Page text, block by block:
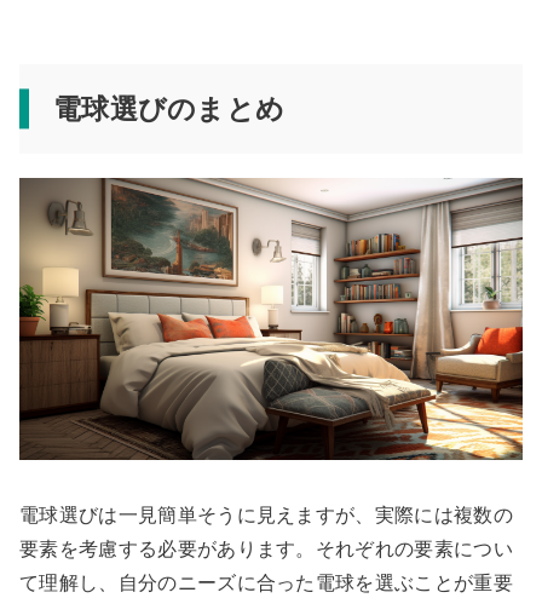
電球選びのまとめ
電球選びは一見簡単そうに見えますが、実際には複数の
要素を考慮する必要があります。それぞれの要素につい
て理解し、自分のニーズに合った電球を選ぶことが重要